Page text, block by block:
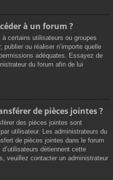
à un forum ?
certains utilisateurs ou groupes
publier ou réaliser n’importe quelle
adéquates. Essayez de
du forum afin de lui
de pièces jointes ?
des pièces jointes sont
utilisateur. Les administrateurs du
de pièces jointes dans le forum
détiennent cette
veuillez contacter un administrateur